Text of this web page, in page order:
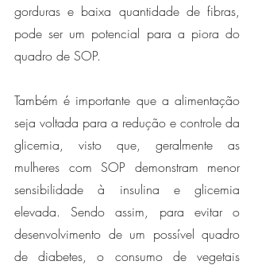
gorduras e baixa quantidade de fibras,
pode ser um potencial para a piora do
quadro de SOP.
Também é importante que a alimentação
seja voltada para a redução e controle da
glicemia, visto que, geralmente as
mulheres com SOP demonstram menor
sensibilidade à insulina e glicemia
elevada. Sendo assim, para evitar o
desenvolvimento de um possível quadro
de diabetes, o consumo de vegetais